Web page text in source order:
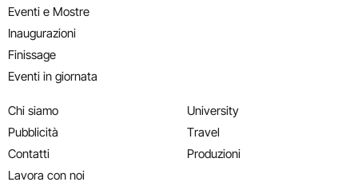
Eventi e Mostre
Inaugurazioni
Finissage
Eventi in giornata
Chi siamo
Pubblicità
Contatti
Lavora con noi
University
Travel
Produzioni